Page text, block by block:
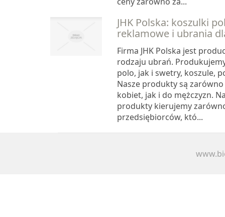
JHK Polska: koszulki
reklamowe i ubrania
Firma JHK Polska jest
rodzaju ubrań.
polo, jak i swetry, koszule,
Nasze produkty są
kobiet, jak i do mężczyzn.
produkty kierujemy
przedsiębiorców, któ...